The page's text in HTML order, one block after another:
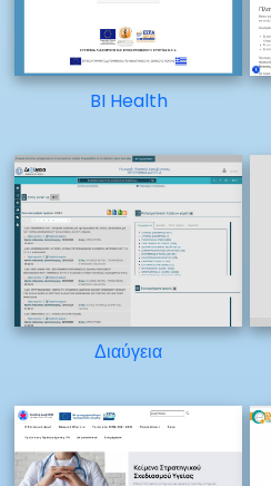
BI Health
Διαύγεια